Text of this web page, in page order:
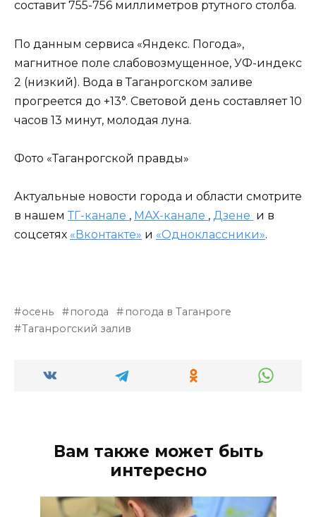
составит 755-756 миллиметров ртутного столба.
По данным сервиса «Яндекс. Погода»,
магнитное поле слабовозмущенное, УФ-индекс
2 (низкий). Вода в Таганрогском заливе
прогреется до +13°. Световой день составляет 10
часов 13 минут, молодая луна.
Фото «Таганрогской правды»
Актуальные новости города и области смотрите
в нашем ТГ-канале , МАХ-канале , Дзене и в
соцсетях «Вконтакте» и «Одноклассники».
осень погода
погода в Таганроге
Таганрогский залив
Вам также может быть
интересно